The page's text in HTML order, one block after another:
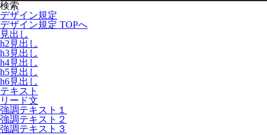
検索
デザイン規定
デザイン規定 TOPへ
見出し
h2見出し
h3見出し
h4見出し
h5見出し
h6見出し
テキスト
リード文
強調テキスト１
強調テキスト２
強調テキスト３